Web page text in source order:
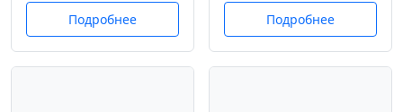
Подробнее Подробнее